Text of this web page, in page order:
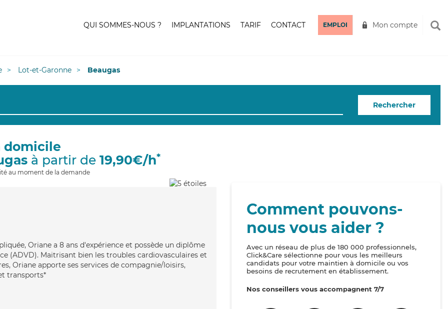
QUI SOMMES-NOUS ? IMPLANTATIONS TARIF CONTACT EMPLOI Mon compte
Lot-et-Garonne Beaugas
Rechercher
domicile
à partir de 19,90€/h*
au moment de la demande
Oriane a 8 ans d'expérience et possède un diplôme
(ADVD). Maitrisant bien les troubles cardiovasculaires et
Oriane apporte ses services de compagnie/loisirs,
transports*
Comment pouvons-
nous vous aider ?
Avec un réseau de plus de 180 000 professionnels,
Click&Care sélectionne pour vous les meilleurs
candidats pour votre maintien à domicile ou vos
besoins de recrutement en établissement.
Nos conseillers vous accompagnent 7/7